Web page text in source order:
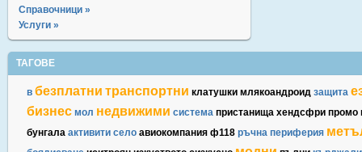
Справочници »
Услуги »
ТАГОВЕ
в безплатни транспортни клатушки млякоандроид защита
бизнес мол недвижими система пристанища хендсфри промо
бунгала активити село авиокомпания ф118 ръчна периферия